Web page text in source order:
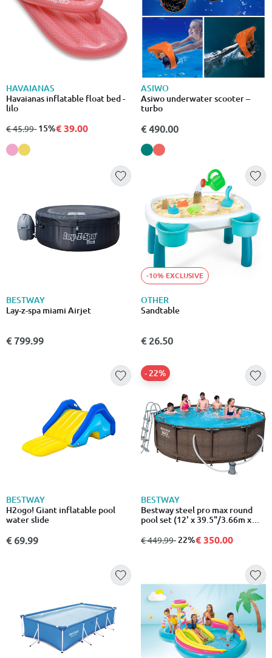
HAVAIANAS
Havaianas inflatable float bed -
lilo
από
€ 45.99σε
- 15%€ 39.00
ASIWO
Asiwo underwater scooter –
turbo
€ 490.00
BESTWAY
Lay-z-spa miami Airjet
€ 799.99
-10% EXCLUSIVE
OTHER
Sandtable
€ 26.50
BESTWAY
H2ogo! Giant inflatable pool
water slide
€ 69.99
BESTWAY
Bestway steel pro max round
pool set (12' x 39.5"/3.66m x
από
€ 449.99σε
- 22%
- 22%€ 350.00